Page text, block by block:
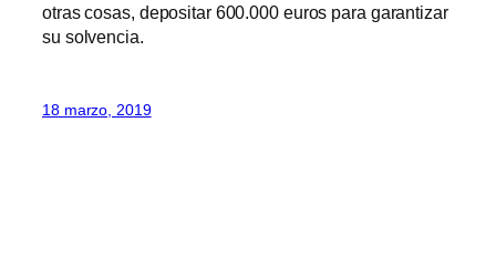
otras cosas, depositar 600.000 euros para garantizar
su solvencia.
18 marzo, 2019